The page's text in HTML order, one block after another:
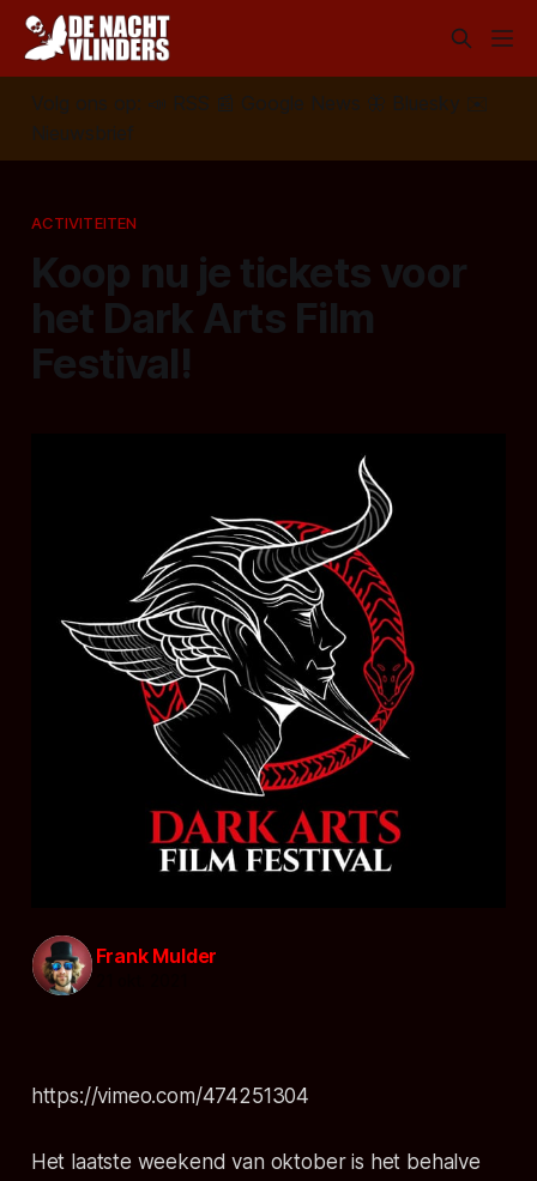
Volg ons op: 📣 RSS 📰 Google News 🦋 Bluesky
✉️
Nieuwsbrief
ACTIVITEITEN
Koop nu je tickets voor
het Dark Arts Film
Festival!
Frank Mulder
https://vimeo.com/474251304
Het laatste weekend van oktober is het behalve